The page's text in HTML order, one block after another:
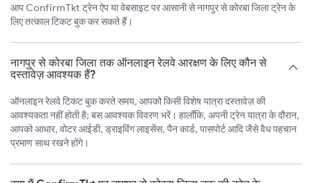
आप ConfirmTkt ट्रेन ऐप या वेबसाइट पर आसानी से नागपुर से कोरबा जिला ट्रेन के
लिए तत्काल टिकट बुक कर सकते हैं।
नागपुर से कोरबा जिला तक ऑनलाइन रेलवे आरक्षण के लिए कौन से
दस्तावेज़ आवश्यक हैं?
ऑनलाइन रेलवे टिकट बुक करते समय, आपको किसी विशेष यात्रा दस्तावेज़ की
आवश्यकता नहीं होती है; बस आवश्यक विवरण भरें। हालाँकि, अपनी ट्रेन यात्रा के दौरान,
आपको आधार, वोटर आईडी, ड्राइविंग लाइसेंस, पैन कार्ड, पासपोर्ट आदि जैसे वैध पहचान
प्रमाण साथ रखने होंगे।